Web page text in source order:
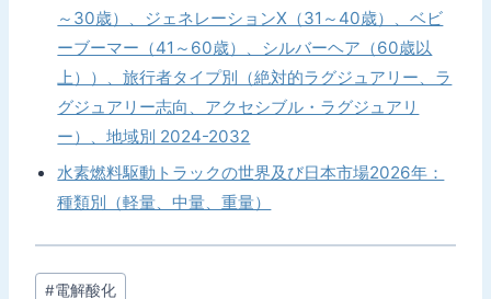
～30歳）、ジェネレーションX（31～40歳）、ベビ
ーブーマー（41～60歳）、シルバーヘア（60歳以
上））、旅行者タイプ別（絶対的ラグジュアリー、ラ
グジュアリー志向、アクセシブル・ラグジュアリ
ー）、地域別 2024-2032
水素燃料駆動トラックの世界及び日本市場2026年：
種類別（軽量、中量、重量）
投
#電解酸化